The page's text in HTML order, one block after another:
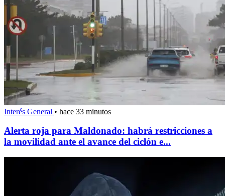
Interés General • hace 33 minutos
Alerta roja para Maldonado: habrá restricciones a
la movilidad ante el avance del ciclón e...